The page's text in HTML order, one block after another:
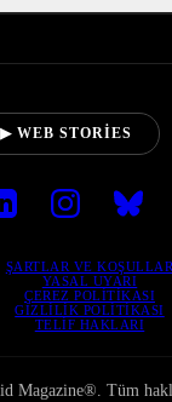
▶ WEB STORIES
ŞARTLAR VE
YASAL UYARI
ÇEREZ POLITIKASI
GIZLILIK POLITIKASI
TELIF HAKLARI
Magazine®. Tüm